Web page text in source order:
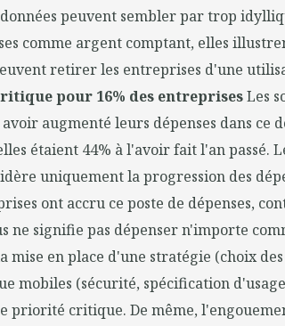
peuvent sembler par trop
comme argent comptant, elles
retirer les entreprises d'une
pour 16% des entreprisesLes
augmenté leurs dépenses dans ce
étaient 44% à l'avoir fait l'an passé.
uniquement la progression des
ont accru ce poste de dépenses,
ne signifie pas dépenser n'importe
mise en place d'une stratégie (choix
mobiles (sécurité, spécification
priorité critique. De même,